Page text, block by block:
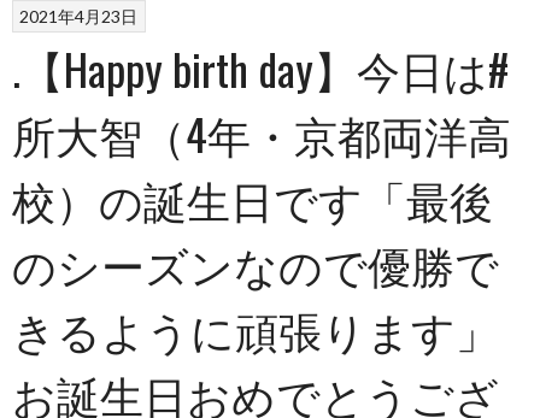
2021年4月23日
.【Happy birth day】今日は#
所大智（4年・京都両洋高
校）の誕生日です︎「最後
のシーズンなので優勝で
きるように頑張ります︎」
お誕生日おめでとうござ